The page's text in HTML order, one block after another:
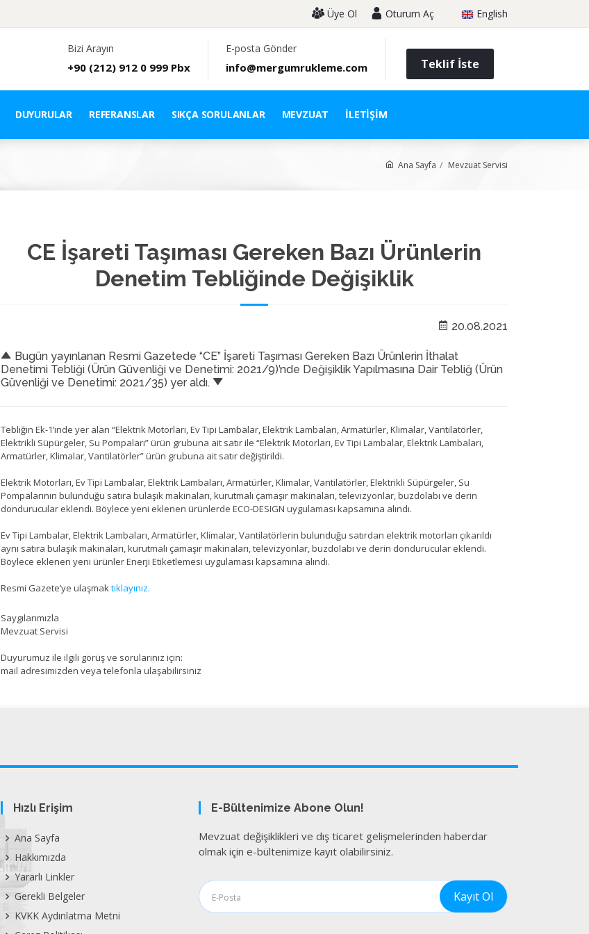
Üye Ol Oturum Aç English
Bizi Arayın
+90 (212) 912 0 999 Pbx
E-posta Gönder
info@mergumrukleme.com Teklif İste
DUYURULAR REFERANSLAR SIKÇA SORULANLAR MEVZUAT İLETIŞIM
Ana Sayfa Mevzuat Servisi
CE İşareti Taşıması Gereken Bazı Ürünlerin
Denetim Tebliğinde Değişiklik
20.08.2021
Bugün yayınlanan Resmi Gazetede “CE” İşareti Taşıması Gereken Bazı Ürünlerin İthalat
Denetimi Tebliği (Ürün Güvenliği ve Denetimi: 2021/9)’nde Değişiklik Yapılmasına Dair Tebliğ (Ürün
Güvenliği ve Denetimi: 2021/35) yer aldı.
Tebliğin Ek-1’inde yer alan “Elektrik Motorları, Ev Tipi Lambalar, Elektrik Lambaları, Armatürler, Klimalar, Vantilatörler,
Elektrikli Süpürgeler, Su Pompaları” ürün grubuna ait satır ile “Elektrik Motorları, Ev Tipi Lambalar, Elektrik Lambaları,
Armatürler, Klimalar, Vantilatörler” ürün grubuna ait satır değiştirildi.
Elektrik Motorları, Ev Tipi Lambalar, Elektrik Lambaları, Armatürler, Klimalar, Vantilatörler, Elektrikli Süpürgeler, Su
Pompalarının bulunduğu satıra bulaşık makinaları, kurutmalı çamaşır makinaları, televizyonlar, buzdolabı ve derin
dondurucular eklendi. Böylece yeni eklenen ürünlerde ECO-DESIGN uygulaması kapsamına alındı.
Ev Tipi Lambalar, Elektrik Lambaları, Armatürler, Klimalar, Vantilatörlerin bulunduğu satırdan elektrik motorları çıkarıldı
aynı satıra bulaşık makinaları, kurutmalı çamaşır makinaları, televizyonlar, buzdolabı ve derin dondurucular eklendi.
Böylece eklenen yeni ürünler Enerji Etiketlemesi uygulaması kapsamına alındı.
Resmi Gazete’ye ulaşmaktıklayınız.
Saygılarımızla
Mevzuat Servisi
Duyurumuz ile ilgili görüş ve sorularınız için:
mail adresimizden veya telefonla ulaşabilirsiniz
Hızlı Erişim
Ana Sayfa
Hakkımızda
Yararlı Linkler
Gerekli Belgeler
KVKK Aydınlatma Metni
E-Bültenimize Abone Olun!
Mevzuat değişiklikleri ve dış ticaret gelişmelerinden haberdar
olmak için e-bültenimize kayıt olabilirsiniz.